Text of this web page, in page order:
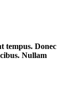
tempus. Donec
Nullam